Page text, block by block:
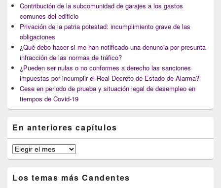
Contribución de la subcomunidad de garajes a los gastos
comunes del edificio
Privación de la patria potestad: incumplimiento grave de las
obligaciones
¿Qué debo hacer si me han notificado una denuncia por presunta
infracción de las normas de tráfico?
¿Pueden ser nulas o no conformes a derecho las sanciones
impuestas por incumplir el Real Decreto de Estado de Alarma?
Cese en periodo de prueba y situación legal de desempleo en
tiempos de Covid-19
En anteriores capítulos
En
anteriores
Los temas más Candentes